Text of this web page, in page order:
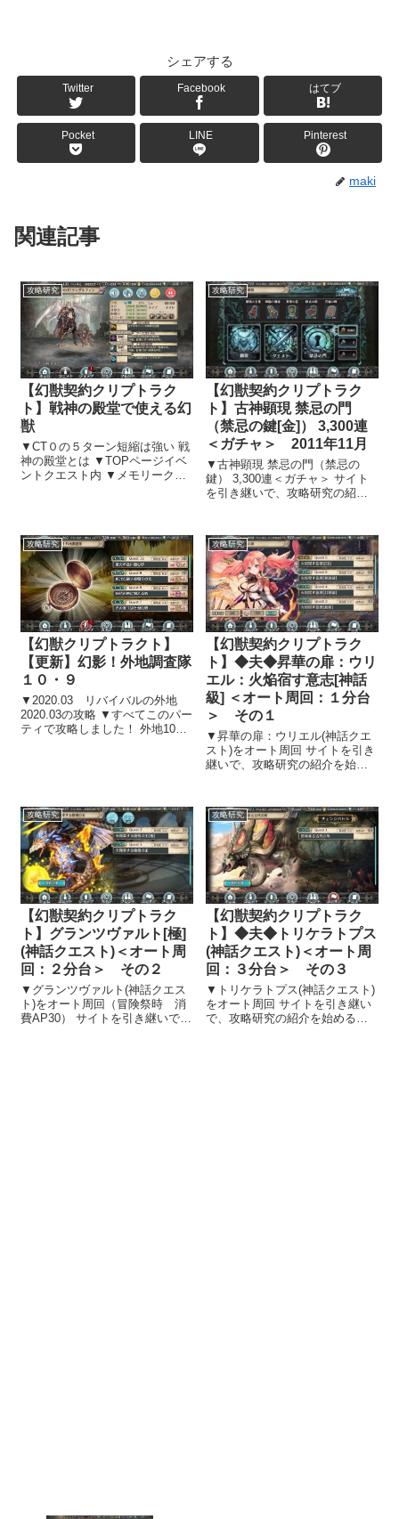
シェアする
Twitter Facebook はてブ
Pocket LINE Pinterest
maki
関連記事
攻略研究
【幻獣契約クリプトラク
ト】戦神の殿堂で使える幻
獣
▼CT０の５ターン短縮は強い 戦
神の殿堂とは ▼TOPページイベ
ントクエスト内 ▼メモリークエ
タル・シードが中心 戦神の殿堂
はダイナスと違って、ボーナ
ス...
攻略研究
【幻獣契約クリプトラク
ト】古神顕現 禁忌の門
（禁忌の鍵[金]） 3,300連
＜ガチャ＞ 2011年11月
▼古神顕現 禁忌の門（禁忌の
鍵） 3,300連＜ガチャ＞ サイト
を引き継いで、攻略研究の紹介
き継ぎ、攻略研究の紹介を始め
ることにしました。 効率的にア
イテム・キャラクター取得・レ
ベル...
攻略研究
【幻獣クリプトラクト】
【更新】幻影！外地調査隊
１０・９
▼2020.03 リバイバルの外地
2020.03の攻略 ▼すべてこのパー
ティで攻略しました！ 外地10・
攻略研究
【幻獣契約クリプトラク
ト】◆夫◆昇華の扉：ウリ
エル：火焔宿す意志[神話
級] ＜オート周回：１分台
＞ その１
▼昇華の扉：ウリエル(神話クエ
スト)をオート周回 サイトを引き
継いで、攻略研究の紹介を始め
ぎ、攻略研究の紹介を始めるこ
とにしました。 効率的にアイテ
ム・キャラクター取得・レベル
アップす...
攻略研究
【幻獣契約クリプトラク
ト】グランツヴァルト[極]
(神話クエスト)＜オート周
回：２分台＞ その２
▼グランツヴァルト(神話クエス
ト)をオート周回（冒険祭時 消
費AP30） サイトを引き継いで、
攻略研究
【幻獣契約クリプトラク
ト】◆夫◆トリケラトプス
(神話クエスト)＜オート周
回：３分台＞ その３
▼トリケラトプス(神話クエスト)
をオート周回 サイトを引き継い
で、攻略研究の紹介を始めるこ